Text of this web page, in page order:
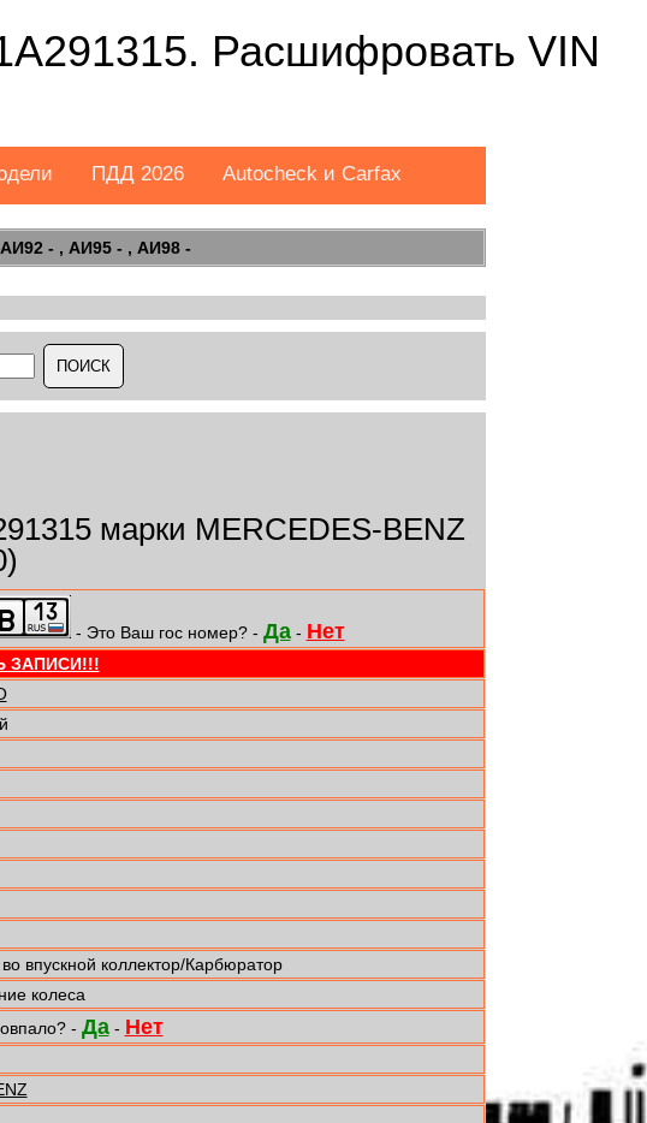
Расшифровать VIN
ПДД 2026 Autocheck и Carfax
- , АИ95 - , АИ98 -
марки MERCEDES-BENZ
- Это Ваш гос номер? - Да- Нет
ЗАПИСИ!!!
впускной коллектор/Карбюратор
колеса
- Да- Нет